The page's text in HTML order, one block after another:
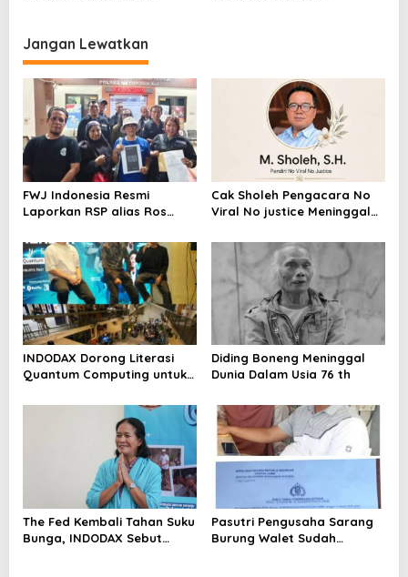
Jangan Lewatkan
FWJ Indonesia Resmi
Laporkan RSP alias Ros
Cak Sholeh Pengacara No
Viral No justice Meninggal
INDODAX Dorong Literasi
Quantum Computing untuk
Blockchain
Diding Boneng Meninggal
Dunia Dalam Usia 76 th
The Fed Kembali Tahan Suku
Bunga, INDODAX Sebut
Pasutri Pengusaha Sarang
Burung Walet Sudah